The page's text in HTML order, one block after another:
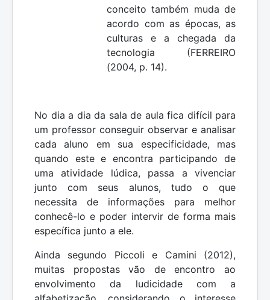
conceito também muda de
acordo com as épocas, as
culturas e a chegada da
tecnologia (FERREIRO
(2004, p. 14).
No dia a dia da sala de aula fica difícil para
um professor conseguir observar e analisar
cada aluno em sua especificidade, mas
quando este e encontra participando de
uma atividade lúdica, passa a vivenciar
junto com seus alunos, tudo o que
necessita de informações para melhor
conhecê-lo e poder intervir de forma mais
específica junto a ele.
Ainda segundo Piccoli e Camini (2012),
muitas propostas vão de encontro ao
envolvimento da ludicidade com a